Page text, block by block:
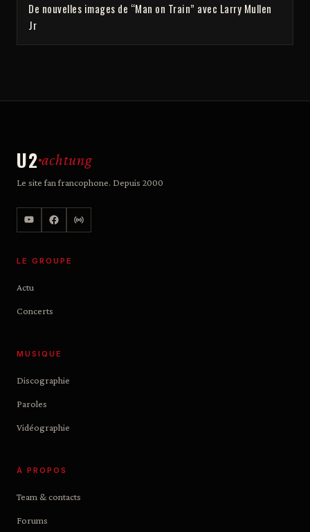
De nouvelles images de “Man on Train” avec Larry Mullen
Jr
U2 achtung
Le site fan francophone. Depuis 2000
LE GROUPE
Actu
Concerts
MUSIQUE
Discographie
Paroles
Vidéographie
À PROPOS
Team & contacts
Forums